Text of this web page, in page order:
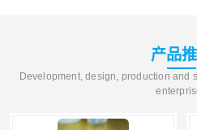
产品
Development, design, production and